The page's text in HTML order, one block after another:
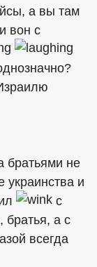
а вы там
вон с
братьями не
украинства и
с
братья, а с
всегда